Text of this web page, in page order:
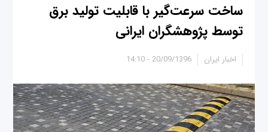
ساخت سرعت‌گیر با قابلیت تولید برق
توسط پژوهشگران ایرانی
20/09/1396 - 14:10 اخبار ایران